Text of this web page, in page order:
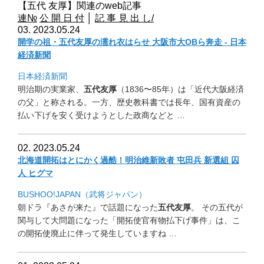
【五代 友厚】関連のweb記事
連№ 公 開 日 付
記 事 見 出 し/
03. 2023.05.24
開学の祖・五代友厚の濡れ衣はらせ 大阪市大OBら奔走 - 日本
経済新聞
日本経済新聞
明治期の実業家、 五代友厚 （1836〜85年）は「近代大阪経済
の父」と称される。一方、歴史教科書では長年、
国有資産の
払い下げを安く受けようとした政商などと …
02. 2023.05.24
北海道開拓はとにかく過酷！明治維新敗者 屯田兵 新選組 囚
人 ヒグマ
BUSHOO!JAPAN（武将ジャパン）
朝ドラ『あさが来た』で話題になった五代友厚。 その五代が
関与して大問題になった「開拓使官有物払下げ事件」 は、こ
の開拓使廃止に伴って発生していますね …